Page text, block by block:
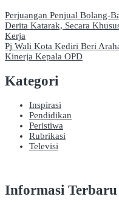
Navigasi
pos
Perjuangan Penjual Bolang-
Derita Katarak, Secara
Kerja
Pj Wali Kota Kediri Beri
Kinerja Kepala OPD
Kategori
Inspirasi
Pendidikan
Peristiwa
Rubrikasi
Televisi
Informasi Terbaru